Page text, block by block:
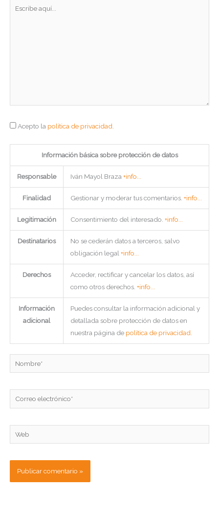
Acepto la política de privacidad.
Información básica sobre protección de datos
Responsable Iván Mayol Braza+info...
Finalidad Gestionar y moderar tus comentarios. +info...
Legitimación Consentimiento del interesado. +info...
Destinatarios
No se cederán datos a terceros, salvo
obligación legal+info...
Derechos
Acceder, rectificar y cancelar los datos, así
como otros derechos. +info...
Información
adicional
Puedes consultar la información adicional y
detallada sobre protección de datos en
nuestra página de política de privacidad.
Nombre*
Correo
electrónico*